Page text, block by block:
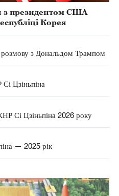
з президентом США
Корея
розмову з Дональдом Трампом
Цзіньпіна
Сі Цзіньпіна 2026 року
— 2025 рік